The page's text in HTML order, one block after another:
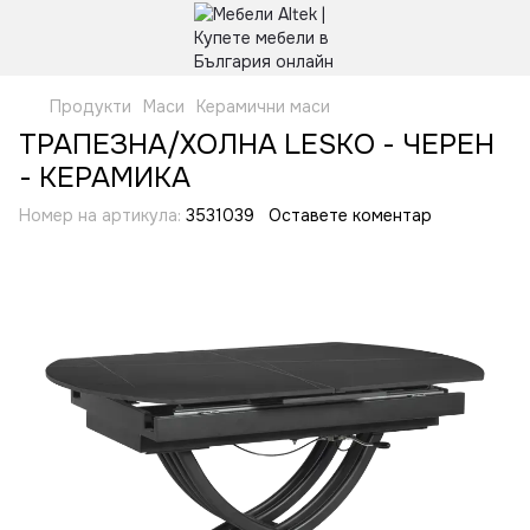
Продукти Маси Керамични маси
ТРАПЕЗНА/ХОЛНА LESKO - ЧЕРЕН
- КЕРАМИКА
Номер на артикула: 3531039 Оставете коментар